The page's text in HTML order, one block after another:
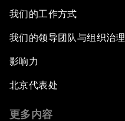
我们的工作方式
我们的领导团队与组织治理
影响力
北京代表处
更多内容